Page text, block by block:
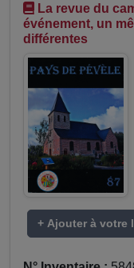
La revue du
événement, un
différentes
+ Ajouter à votre